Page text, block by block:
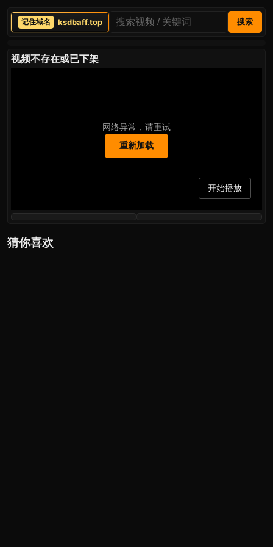
ksdbaff.top 搜索
视频不存在或已下架
网络异常，请重试
重新加载
开始播放
猜你喜欢